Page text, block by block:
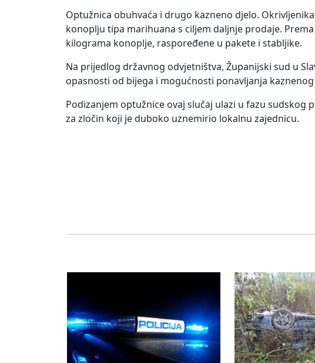
Optužnica obuhvaća i drugo kazneno djelo.
konoplju tipa marihuana s ciljem daljnje prodaje.
kilograma konoplje, raspoređene u pakete i stabljike.
Na prijedlog državnog odvjetništva, Županijski sud u
opasnosti od bijega i mogućnosti ponavljanja kaznenog
Podizanjem optužnice ovaj slučaj ulazi u fazu
za zločin koji je duboko uznemirio lokalnu zajednicu.